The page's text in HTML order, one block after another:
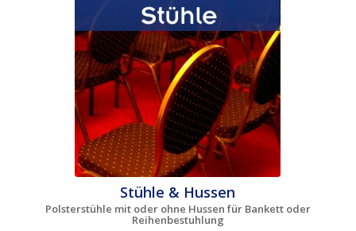
Stühle & Hussen
Polsterstühle mit oder ohne Hussen für Bankett oder
Reihenbestuhlung